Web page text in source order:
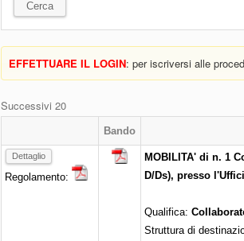
EFFETTUARE IL LOGIN: per iscriversi alle
Successivi 20
Bando
Dettaglio
Regolamento:
MOBILITA' di n. 1
D/Ds), presso
Qualifica:
Struttura di